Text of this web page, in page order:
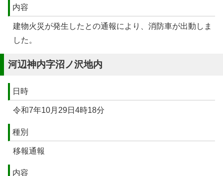
内容
建物火災が発生したとの通報により、消防車が出動しま
した。
河辺神内字沼ノ沢地内
日時
令和7年10月29日4時18分
種別
移報通報
内容